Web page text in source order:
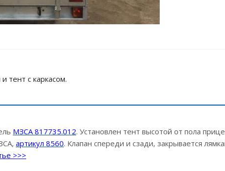
тент с каркасом.
МЗСА 817735.012. Установлен тент высотой от пола
артикул 8560. Клапан спереди и сзади, закрывается
>>>